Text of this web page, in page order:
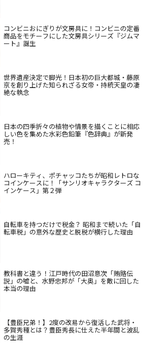
コンビニおにぎりが文房具に！コンビニの定番
商品をモチーフにした文房具シリーズ『ジムマ
ート』誕生
世界遺産決定で脚光！日本初の巨大都城・藤原
京を創り上げた知られざる女帝・持統天皇の凄
絶な執念
日本の四季折々の植物や情景を描くことに相応
しい色を集めた水彩色鉛筆『色辞典』が新発
売！
ハローキティ、ポチャッコたちが昭和レトロな
コインケースに！「サンリオキャラクターズ コ
インケース」第２弾
自転車を持つだけで税金？ 昭和まで続いた「自
転車税」の意外な歴史と脱税が横行した理由
教科書と違う！江戸時代の田沼意次「賄賂伝
説」の嘘と、水野忠邦が「大奥」を敵に回した
本当の理由
【豊臣兄弟！】2度の改易から復活した武将・
多賀秀種とは？豊臣秀長に仕えた半年間と波乱
の生涯